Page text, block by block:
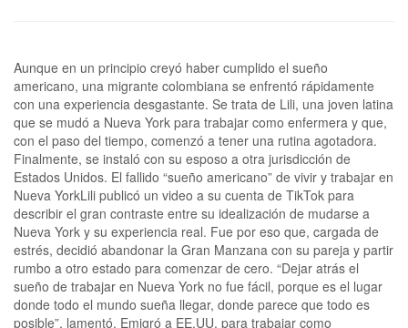
Aunque en un principio creyó haber cumplido el sueño
americano, una migrante colombiana se enfrentó rápidamente
con una experiencia desgastante. Se trata de Lili, una joven latina
que se mudó a Nueva York para trabajar como enfermera y que,
con el paso del tiempo, comenzó a tener una rutina agotadora.
Finalmente, se instaló con su esposo a otra jurisdicción de
Estados Unidos. El fallido “sueño americano” de vivir y trabajar en
Nueva YorkLili publicó un video a su cuenta de TikTok para
describir el gran contraste entre su idealización de mudarse a
Nueva York y su experiencia real. Fue por eso que, cargada de
estrés, decidió abandonar la Gran Manzana con su pareja y partir
rumbo a otro estado para comenzar de cero. “Dejar atrás el
sueño de trabajar en Nueva York no fue fácil, porque es el lugar
donde todo el mundo sueña llegar, donde parece que todo es
posible”, lamentó. Emigró a EE.UU. para trabajar como